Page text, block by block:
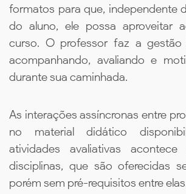
formatos para que, independente
do aluno, ele possa aproveitar
curso. O professor faz a gestão
acompanhando, avaliando e
durante sua caminhada.
As interações assíncronas entre
no material didático
atividades avaliativas
disciplinas, que são oferecidas
porém sem pré-requisitos entre